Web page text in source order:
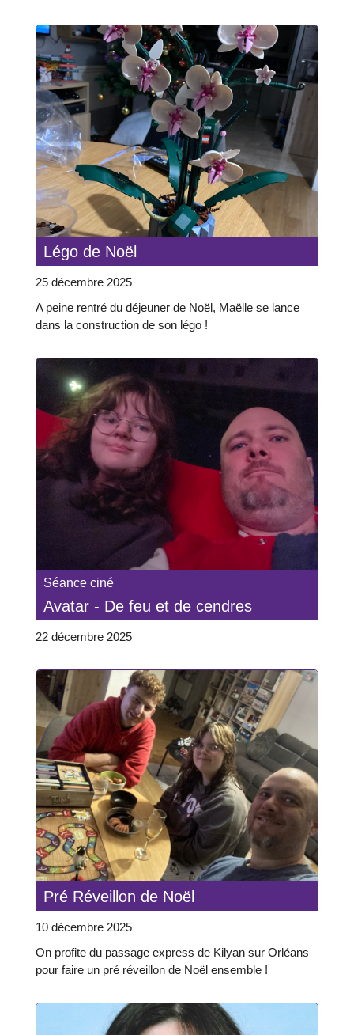
Légo de Noël
25 décembre 2025
A peine rentré du déjeuner de Noël, Maëlle se lance
dans la construction de son légo !
Séance ciné
Avatar - De feu et de cendres
22 décembre 2025
Pré Réveillon de Noël
10 décembre 2025
On profite du passage express de Kilyan sur Orléans
pour faire un pré réveillon de Noël ensemble !